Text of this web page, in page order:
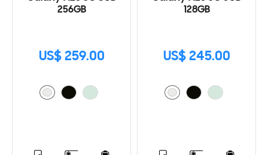
256GB
US$ 259.00
128GB
US$ 245.00